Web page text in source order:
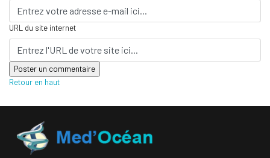
URL du site internet
Retour en haut